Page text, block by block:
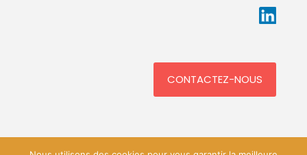
CONTACTEZ-NOUS